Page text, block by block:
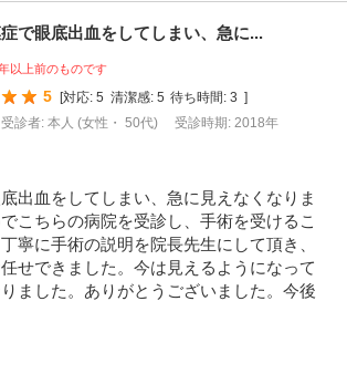
で眼底出血をしてしまい、急に...
以上前のものです
5 [対応: 5 清潔感: 5 待ち時間: 3 ]
受診者: 本人 (女性・ 50代) 受診時期: 2018年
出血をしてしまい、急に見えなくなりま
こちらの病院を受診し、手術を受けるこ
寧に手術の説明を院長先生にして頂き、
せできました。今は見えるようになって
ました。ありがとうございました。今後